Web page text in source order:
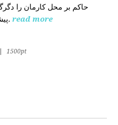
حاکم بر محل کارمان را
پیشنهادهایی است به همین منظور. read more
1500pt